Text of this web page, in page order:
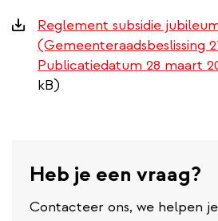
Downloads
Reglement subsidie
(Gemeenteraadsbeslissing
Publicatiedatum 28 maart
kB)
Heb je een vraag?
Contacteer ons, we helpen